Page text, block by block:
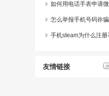
真的吗
如何用电话手表申请
怎么举报手机号码诈骗
手机steam为什么注册
友情链接